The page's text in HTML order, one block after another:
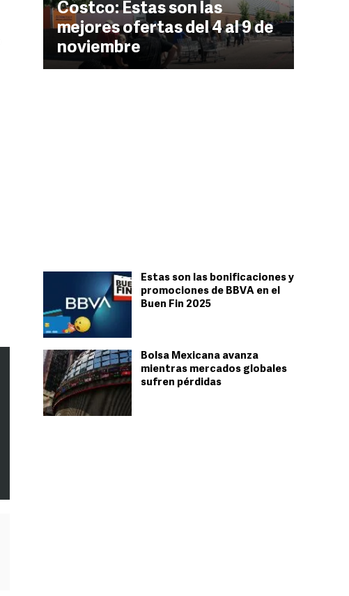
Costco: Estas son las
mejores ofertas del 4 al 9 de
noviembre
Estas son las bonificaciones y
promociones de BBVA en el
Buen Fin 2025
Bolsa Mexicana avanza
mientras mercados globales
sufren pérdidas